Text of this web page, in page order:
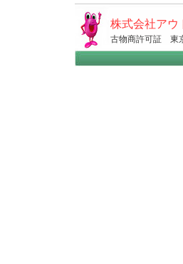
株式会社アウ
古物商許可証 東